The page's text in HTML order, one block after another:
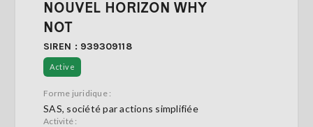
NOUVEL HORIZON WHY
NOT
SIREN : 939309118
Active
Forme juridique :
SAS, société par actions simplifiée
Activité :